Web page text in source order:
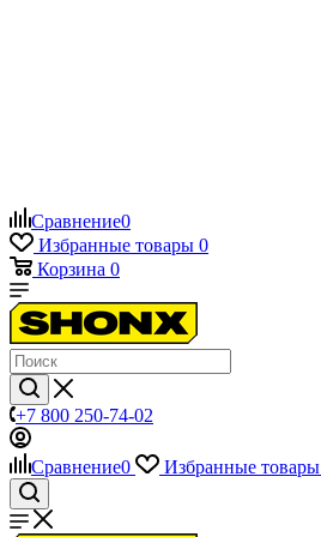
Сравнение0
Избранные товары 0
Корзина 0
+7 800 250-74-02
Сравнение0 Избранные товары